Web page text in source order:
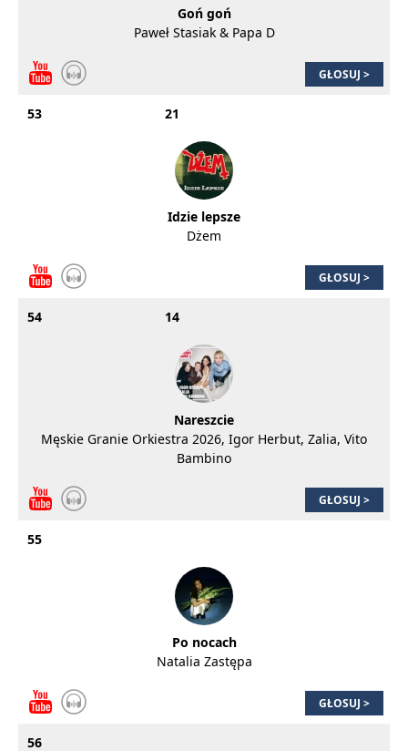
Goń goń
Paweł Stasiak & Papa D
GŁOSUJ >
53 21
Idzie lepsze
Dżem
GŁOSUJ >
54 14
Nareszcie
Męskie Granie Orkiestra 2026, Igor Herbut, Zalia, Vito
Bambino
GŁOSUJ >
55
Po nocach
Natalia Zastępa
GŁOSUJ >
56